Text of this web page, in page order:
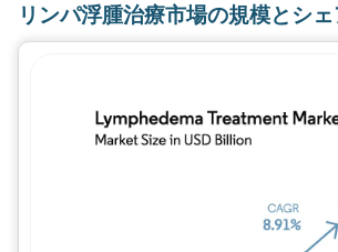
リンパ浮腫治療市場の規模とシ